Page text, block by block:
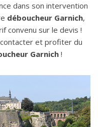
dans son intervention
déboucheur Garnich,
convenu sur le devis !
et profiter du
Garnich!